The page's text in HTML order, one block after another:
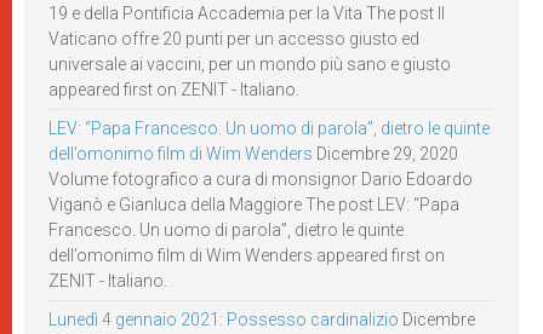
19 e della Pontificia Accademia per la Vita The post Il
Vaticano offre 20 punti per un accesso giusto ed
universale ai vaccini, per un mondo più sano e giusto
appeared first on ZENIT - Italiano.
LEV: “Papa Francesco. Un uomo di parola”, dietro le quinte
dell’omonimo film di Wim Wenders Dicembre 29, 2020
Volume fotografico a cura di monsignor Dario Edoardo
Viganò e Gianluca della Maggiore The post LEV: “Papa
Francesco. Un uomo di parola”, dietro le quinte
dell’omonimo film di Wim Wenders appeared first on
ZENIT - Italiano.
Lunedì 4 gennaio 2021: Possesso cardinalizio Dicembre